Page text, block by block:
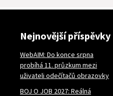
Nejnovější příspěvky
WebAIM: Do konce srpna
probíhá 11. průzkum mezi
uživateli odečítačů obrazovky
BOJ O JOB 2027: Reálná